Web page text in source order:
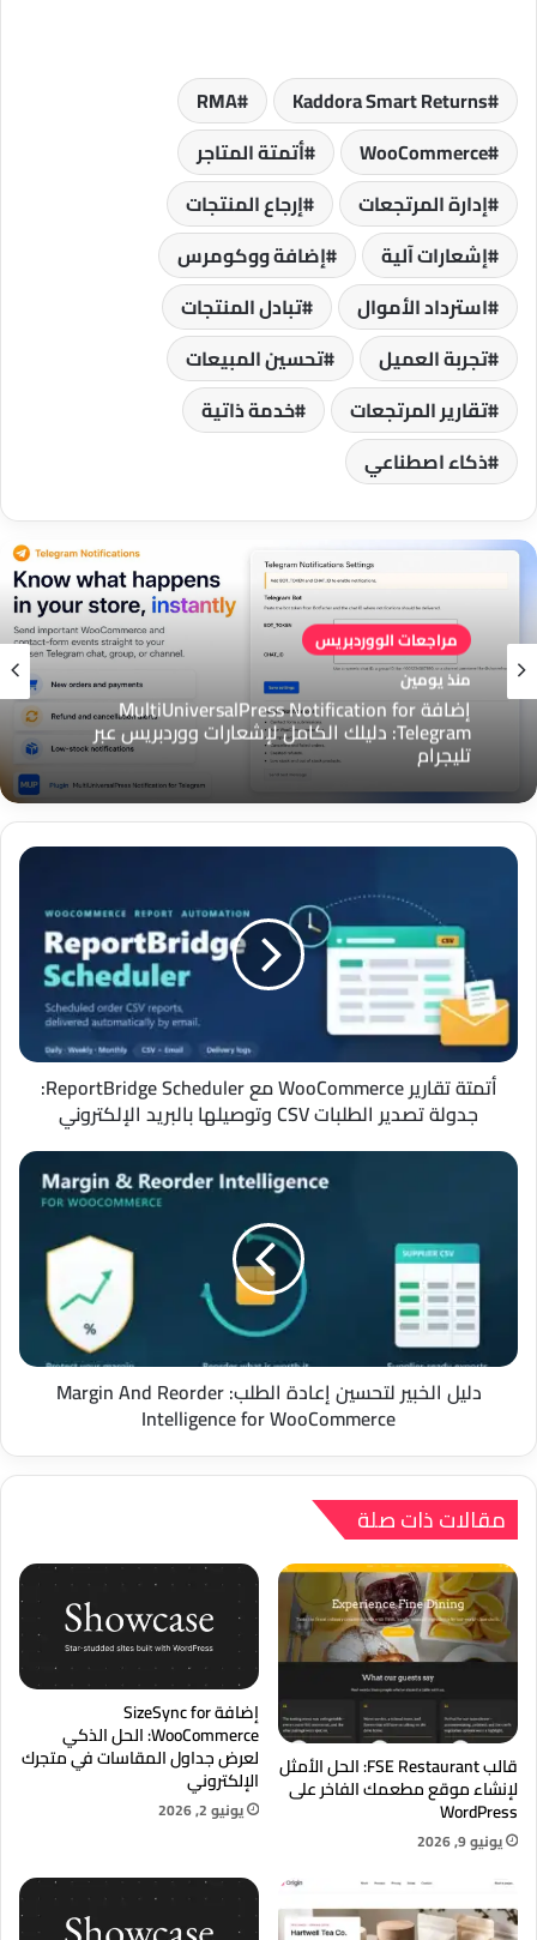
Kaddora Smart Returns
RMA
WooCommerce
أتمتة المتاجر
إدارة المرتجعات
إرجاع المنتجات
إشعارات آلية
إضافة ووكومرس
استرداد الأموال
تبادل المنتجات
تجربة العميل
تحسين المبيعات
تقارير المرتجعات
خدمة ذاتية
ذكاء اصطناعي
مراجعات الووردبريس
منذ يومين
إضافة MultiUniversalPress Notification for
Telegram: دليلك الكامل لإشعارات ووردبريس عبر
تليجرام
مراجعات الووردبريس
منذ يومين
إضافة MultiUniversalPress Floating Support
لووردبريس: زر دعم عائم لتواصل أسرع مع العملاء
أتمتة
WooCommerce
ReportBridge
Scheduler:
جدولة
تصدير
الطلبات
CSV
وتوصيلها
الإلكتروني
أتمتة تقارير WooCommerce مع ReportBridge Scheduler:
جدولة تصدير الطلبات CSV وتوصيلها بالبريد الإلكتروني
دليل
الطلب:
Margin
Reorder
Intelligence
WooCommerce
دليل الخبير لتحسين إعادة الطلب: Margin And Reorder
Intelligence for WooCommerce
مقالات ذات صلة
قالب FSE Restaurant: الحل الأمثل
لإنشاء موقع مطعمك الفاخر على
WordPress
يونيو 9, 2026
إضافة SizeSync for
WooCommerce: الحل الذكي
لعرض جداول المقاسات في متجرك
الإلكتروني
يونيو 2, 2026